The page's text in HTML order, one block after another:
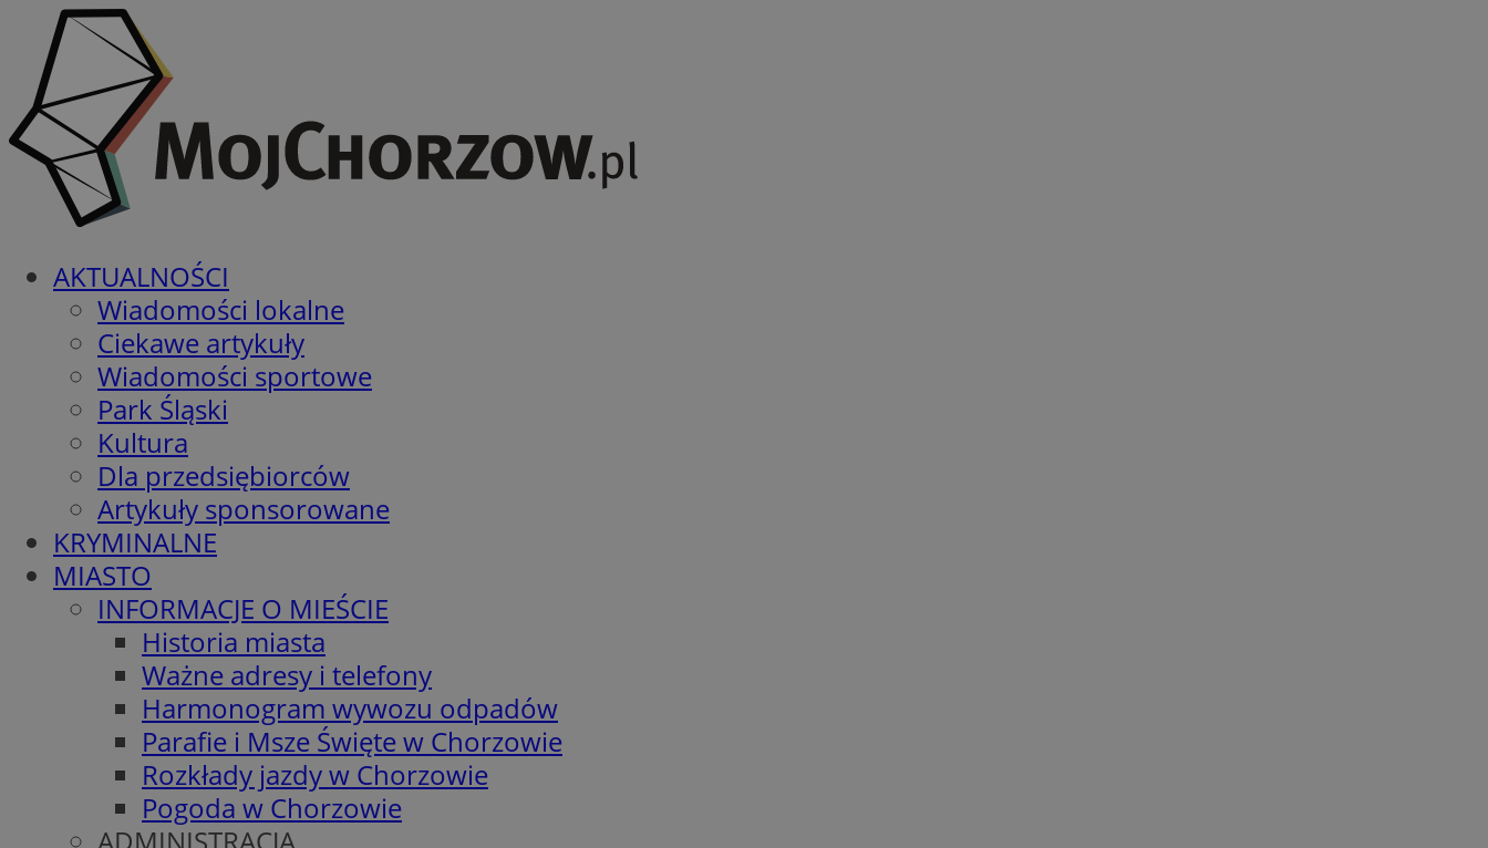
AKTUALNOŚCI
Wiadomości lokalne
Ciekawe artykuły
Wiadomości sportowe
Park Śląski
Kultura
Dla przedsiębiorców
Artykuły sponsorowane
KRYMINALNE
MIASTO
INFORMACJE O MIEŚCIE
Historia miasta
Ważne adresy i telefony
Harmonogram wywozu odpadów
Parafie i Msze Święte w Chorzowie
Rozkłady jazdy w Chorzowie
Pogoda w Chorzowie
ADMINISTRACJA